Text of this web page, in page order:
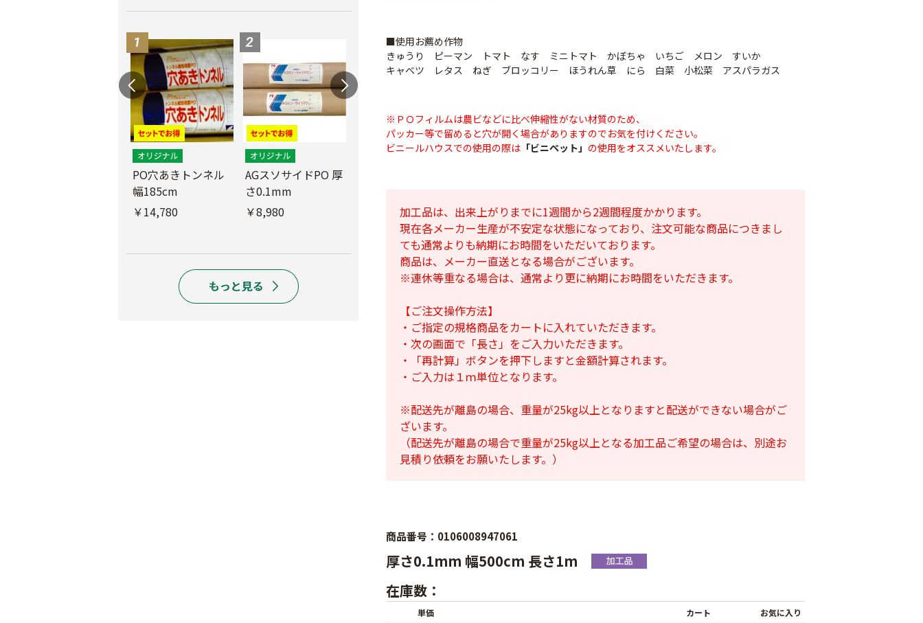
PO穴あきトンネル
幅185cm
￥14,780
AGスソサイドPO 厚
さ0.1mm
￥8,980
ビニールハウス補修
￥16,800
テキナシテープ
社加工）厚さ
0.1mm 幅600cm
■使用お薦め作物
きゅうり ピーマン トマト なす ミニトマト かぼちゃ いちご メロン すいか
キャベツ レタス ねぎ ブロッコリー ほうれん草 にら 白菜 小松菜 アスパラガス
※ＰＯフィルムは農ビなどに比べ伸縮性がない材質のため、
パッカー等で留めると穴が開く場合がありますのでお気を付けください。
ビニールハウスでの使用の際は 「ビニペット」 の使用をオススメいたします。
加工品は、出来上がりまでに1週間から2週間程度かかります。
現在各メーカー生産が不安定な状態になっており、注文可能な商品につきまし
ても通常よりも納期にお時間をいただいております。
商品は、メーカー直送となる場合がございます。
※連休等重なる場合は、通常より更に納期にお時間をいただきます。
【ご注文操作方法】
・ご指定の規格商品をカートに入れていただきます。
・次の画面で「長さ」をご入力いただきます。
・「再計算」ボタンを押下しますと金額計算されます。
・ご入力は１ｍ単位となります。
※配送先が離島の場合、重量が25kg以上となりますと配送ができない場合がご
ざいます。
（配送先が離島の場合で重量が25kg以上となる加工品ご希望の場合は、別途お
見積り依頼をお願いたします。）
商品番号：0106008947061
厚さ0.1mm 幅500cm 長さ1m
在庫数：
単価 カート お気に入り